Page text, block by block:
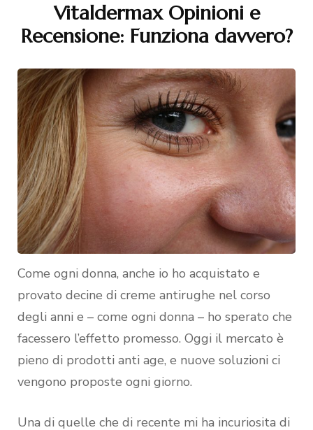
Vitaldermax Opinioni e
Recensione: Funziona davvero?
Come ogni donna, anche io ho acquistato e
provato decine di creme antirughe nel corso
degli anni e – come ogni donna – ho sperato che
facessero l’effetto promesso. Oggi il mercato è
pieno di prodotti anti age, e nuove soluzioni ci
vengono proposte ogni giorno.
Una di quelle che di recente mi ha incuriosita di